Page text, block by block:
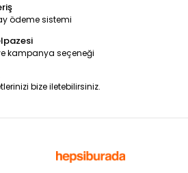
ödeme sistemi
kampanya seçeneği
bize iletebilirsiniz.